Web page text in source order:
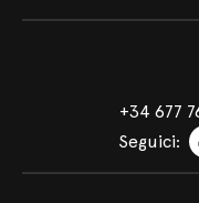
Seguici:
+34 677